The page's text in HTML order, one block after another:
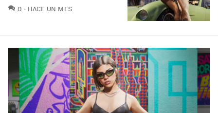
0 COMENTARIOS
HACE UN MES